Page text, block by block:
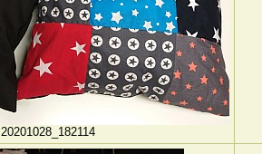
20201028_182114